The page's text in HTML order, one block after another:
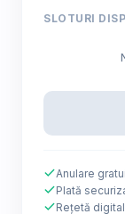
SLOTURI
Anulare
Plată
Rețetă